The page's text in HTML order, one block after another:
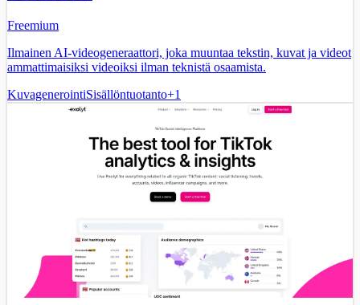
Freemium
Ilmainen AI-videogeneraattori, joka muuntaa tekstin, kuvat ja videot
ammattimaisiksi videoiksi ilman teknistä osaamista.
KuvagenerointiSisällöntuotanto+1